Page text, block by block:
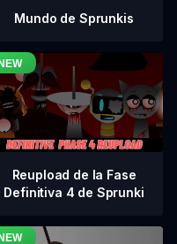
Mundo de Sprunkis
Reupload de la Fase
Definitiva 4 de Sprunki